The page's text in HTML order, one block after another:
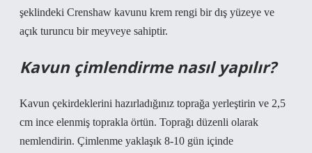
şeklindeki Crenshaw kavunu krem ​​rengi bir dış yüzeye ve
açık turuncu bir meyveye sahiptir.
Kavun çimlendirme nasıl yapılır?
Kavun çekirdeklerini hazırladığınız toprağa yerleştirin ve 2,5
cm ince elenmiş toprakla örtün. Toprağı düzenli olarak
nemlendirin. Çimlenme yaklaşık 8-10 gün içinde